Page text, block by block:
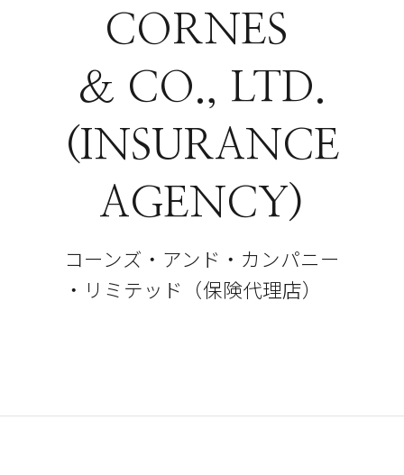
CORNES
& CO., LTD.
(INSURANCE
AGENCY)
コーンズ・アンド・カンパニー
・リミテッド（保険代理店）